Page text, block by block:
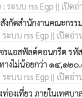
ระบบ rss Egp || เปิดอ่
สังกัดสำนักงานคณะก
ะบบ rss Egp || เปิดอ่า
จรแอสฟัลต์คอนกรีต
ไม่น้อยกว่า ๑๔,๑๒๐.
ะบบ rss Egp || เปิดอ่า
องเที่ยว ภายในเทศ